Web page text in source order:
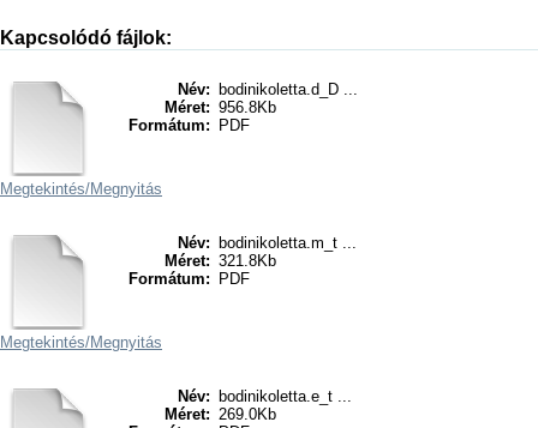
Kapcsolódó fájlok:
Név:
bodinikoletta.d_D ...
Méret: 956.8Kb
Formátum:
PDF
Megtekintés/Megnyitás
Név:
bodinikoletta.m_t ...
Méret: 321.8Kb
Formátum:
PDF
Megtekintés/Megnyitás
Név:
bodinikoletta.e_t ...
Méret: 269.0Kb